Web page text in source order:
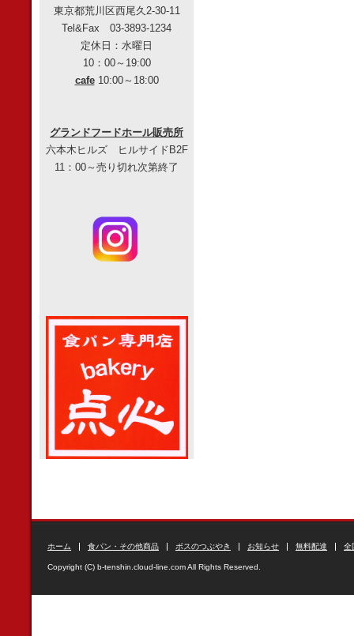
東京都荒川区西尾久2-30-11
Tel&Fax 03-3893-1234
定休日：水曜日
10：00～19:00
cafe10:00～18:00
グランドフードホール販売所
六本木ヒルズ ヒルサイドB2F
11：00～売り切れ次第終了
ホーム 食パン・その他商品 ボスのつぶやき お知らせ 無料配達 全
Copyright (C) b-tenshin.cloud-line.com All Rights Reserved.